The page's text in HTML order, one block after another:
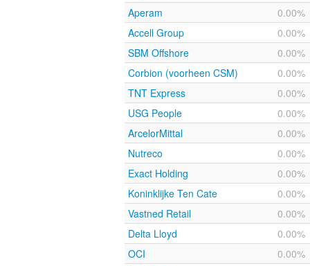
Aperam
0.00%
Accell Group
0.00%
SBM Offshore
0.00%
Corbion (voorheen CSM)
0.00%
TNT Express
0.00%
USG People
0.00%
ArcelorMittal
0.00%
Nutreco
0.00%
Exact Holding
0.00%
Koninklijke Ten Cate
0.00%
Vastned Retail
0.00%
Delta Lloyd
0.00%
OCI
0.00%